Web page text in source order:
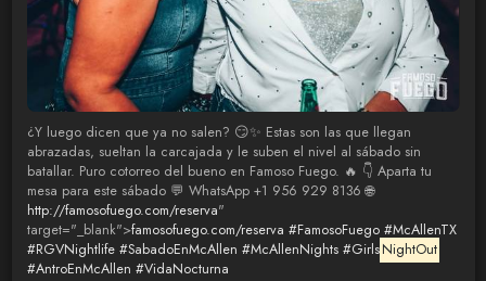
¿Y luego dicen que ya no salen? 😏✨ Estas son las que llegan
abrazadas, sueltan la carcajada y le suben el nivel al sábado sin
batallar. Puro cotorreo del bueno en Famoso Fuego. 🔥 👇 Aparta tu
mesa para este sábado 💬 WhatsApp +1 956 929 8136 🌐
http://famosofuego.com/reserva"
target="_blank">famosofuego.com/reserva #FamosoFuego #McAllenTX
#RGVNightlife #SabadoEnMcAllen #McAllenNights #GirlsNightOut
#AntroEnMcAllen #VidaNocturna